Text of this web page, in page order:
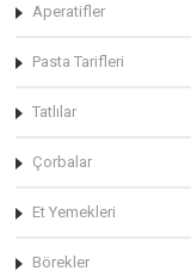
Aperatifler
Pasta Tarifleri
Tatlılar
Çorbalar
Et Yemekleri
Börekler